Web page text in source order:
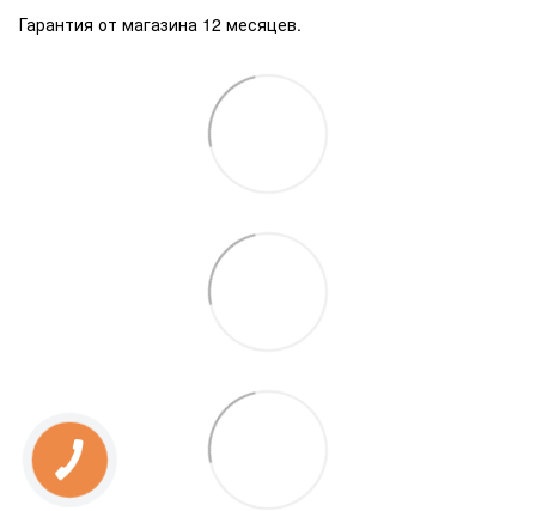
Гарантия от магазина 12 месяцев.